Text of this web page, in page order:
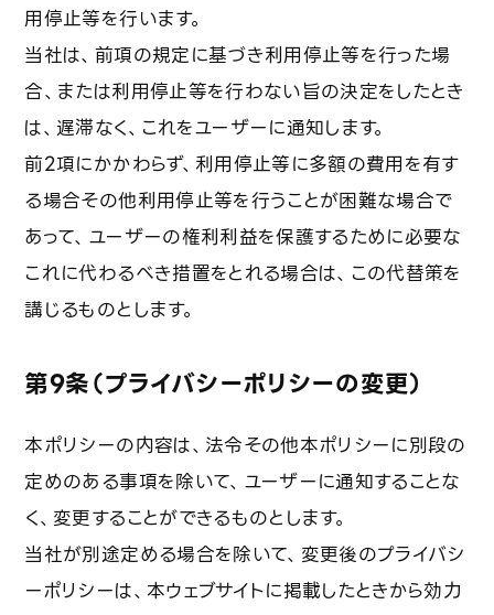
用停止等を行います。
当社は、前項の規定に基づき利用停止等を行った場
合、または利用停止等を行わない旨の決定をしたとき
は、遅滞なく、これをユーザーに通知します。
前2項にかかわらず、利用停止等に多額の費用を有す
る場合その他利用停止等を行うことが困難な場合で
あって、ユーザーの権利利益を保護するために必要な
これに代わるべき措置をとれる場合は、この代替策を
講じるものとします。
第9条（プライバシーポリシーの変更）
本ポリシーの内容は、法令その他本ポリシーに別段の
定めのある事項を除いて、ユーザーに通知することな
く、変更することができるものとします。
当社が別途定める場合を除いて、変更後のプライバシ
ーポリシーは、本ウェブサイトに掲載したときから効力